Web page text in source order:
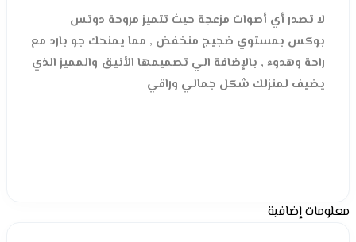
لا تصدر أي أصوات مزعجة حيث تتميز مروحة دوتس
بوكس بمستوي ضجيج منخفض , مما يمنحك جو بارد مع
راحة وهدوء , بالإضافة الي تصميمها الأنيق والمميز الذي
يضيف لمنزلك شكل جمالي وراقي
معلومات إضافية